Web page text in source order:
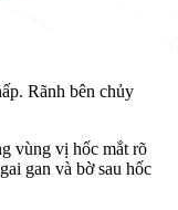
Rãnh bên chủy
vùng vị hốc mắt rõ
gan và bờ sau hốc